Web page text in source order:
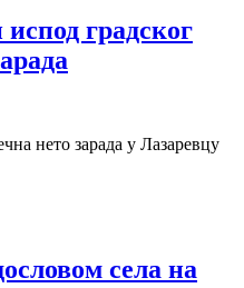
градског
нето зарада у Лазаревцу
села на